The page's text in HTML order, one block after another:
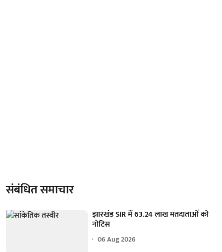
संबंधित समाचार
झारखंड SIR में 63.24 लाख मतदाताओं को
नोटिस
06 Aug 2026